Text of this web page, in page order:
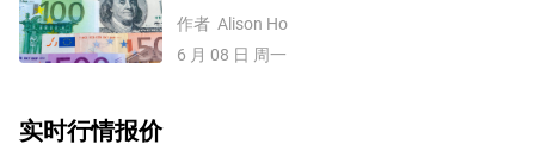
息板上钉钉？关注CPI【外汇周报】
作者 Alison Ho
6 月 08 日 周一
实时行情报价